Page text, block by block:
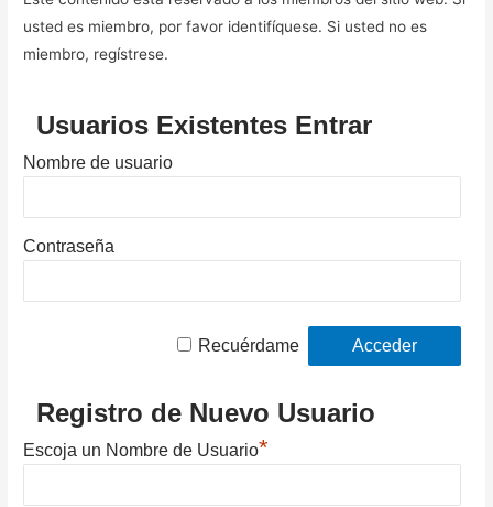
usted es miembro, por favor identifíquese. Si usted no es
miembro, regístrese.
Usuarios Existentes Entrar
Nombre de usuario
Contraseña
Recuérdame
Registro de Nuevo Usuario
Escoja un Nombre de Usuario*